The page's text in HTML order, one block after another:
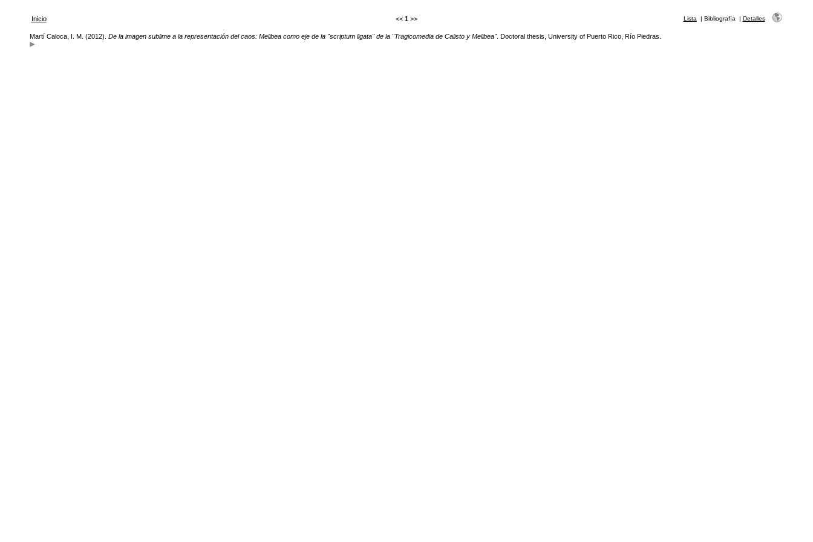
Inicio << 1 >> Lista | Bibliografía | Detalles
Martí Caloca, I. M. (2012). De la imagen sublime a la representación del caos: Melibea como eje de la "scriptum ligata" de la "Tragicomedia de Calisto y Melibea". Doctoral thesis, University of Puerto Rico, Río Piedras.